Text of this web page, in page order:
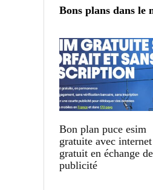
Bons plans dans le
Bon plan puce esim
gratuite avec internet
gratuit en échange de
publicité